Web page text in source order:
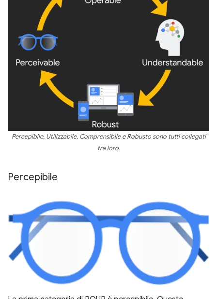
Percepibile, Utilizzabile, Comprensibile e Robusto sono tutti collegati
tra loro.
Percepibile